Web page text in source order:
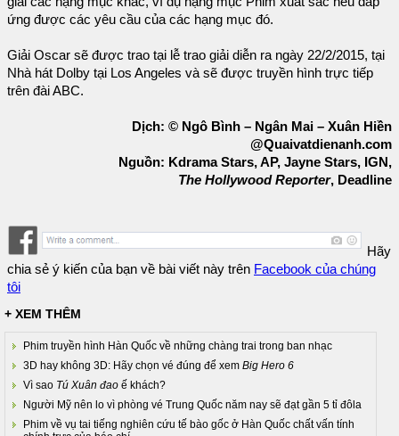
ứng được các yêu cầu của các hạng mục đó.
Giải Oscar sẽ được trao tại lễ trao giải diễn ra ngày 22/2/2015, tại
Nhà hát Dolby tại Los Angeles và sẽ được truyền hình trực tiếp
trên đài ABC.
Dịch: © Ngô Bình – Ngân Mai – Xuân Hiền
@Quaivatdienanh.com
Nguồn: Kdrama Stars, AP, Jayne Stars, IGN,
The Hollywood Reporter, Deadline
Hãy
chia sẻ ý kiến của bạn về bài viết này trên Facebook của chúng
tôi
+ XEM THÊM
Phim truyền hình Hàn Quốc về những chàng trai trong ban nhạc
3D hay không 3D: Hãy chọn vé đúng để xem Big Hero 6
Vì sao Tú Xuân đao ế khách?
Người Mỹ nên lo vì phòng vé Trung Quốc năm nay sẽ đạt gần 5 tỉ đôla
Phim về vụ tai tiếng nghiên cứu tế bào gốc ở Hàn Quốc chất vấn tính